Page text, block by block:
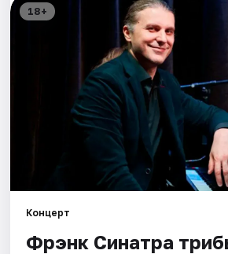
Экскурсии
18+
Концерт
Фрэнк Синатра